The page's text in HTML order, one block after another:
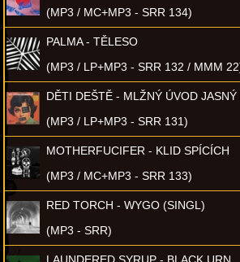
(MP3 / MC+MP3 - SRR 134)
PALMA - TĚLESO
(MP3 / LP+MP3 - SRR 132 / MMM
DĚTI DEŠTĚ - MLŽNÝ ÚVOD JASNÝ
(MP3 / LP+MP3 - SRR 131)
MOTHERFUCIFER - KLID SPÍCÍCH
(MP3 / MC+MP3 - SRR 133)
RED TORCH - WYGO (SINGL)
(MP3 - SRR)